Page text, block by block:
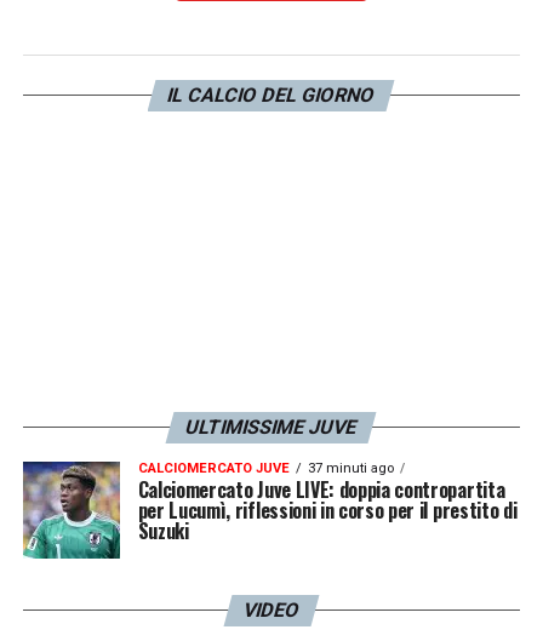
Primer, raccontano le vicende delrecupero
di Chiesadall’infortunio del gennaio 2022
IL CALCIO DEL GIORNO
ULTIMISSIME JUVE
CALCIOMERCATO JUVE 37 minuti ago
Calciomercato Juve LIVE: doppia contropartita
per Lucumì, riflessioni in corso per il prestito di
Suzuki
VIDEO